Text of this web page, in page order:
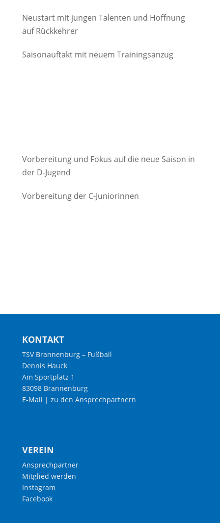
Neustart mit jungen Talenten und Hoffnung
auf Rückkehrer
Saisonauftakt mit neuem Trainingsanzug
Vorbereitung und Fokus auf die neue Saison in
der D-Jugend
Vorbereitung der C-Juniorinnen
KONTAKT
TSV Brannenburg – Fußball
Dennis Hauck
Am Sportplatz 1
83098 Brannenburg
E-Mail | zu den Ansprechpartnern
VEREIN
Ansprechpartner
Mitglied werden
Instagram
Facebook